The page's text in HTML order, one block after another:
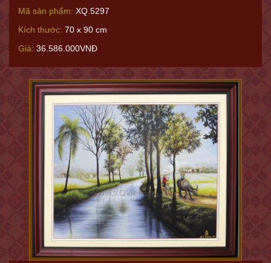
Mã sản phẩm: XQ.5297
Kích thước: 70 x 90 cm
Giá: 36.586.000VNĐ